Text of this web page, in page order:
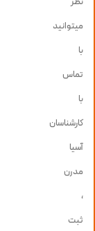
میتوانید
با
تماس
با
کارشناسان
آسیا
مدرن
،
ثبت